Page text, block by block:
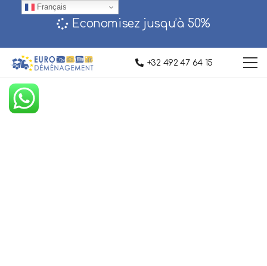
Economisez jusqu’à 50%‎
+32 492 47 64 15
Français